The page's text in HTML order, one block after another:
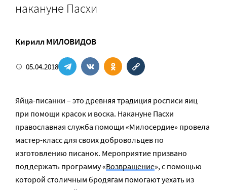
накануне Пасхи
Кирилл МИЛОВИДОВ
05.04.2018
Яйца-писанки – это древняя традиция росписи яиц
при помощи красок и воска. Накануне Пасхи
православная служба помощи «Милосердие» провела
мастер-класс для своих добровольцев по
изготовлению писанок. Мероприятие призвано
поддержать программу «Возвращение», с помощью
которой столичным бродягам помогают уехать из